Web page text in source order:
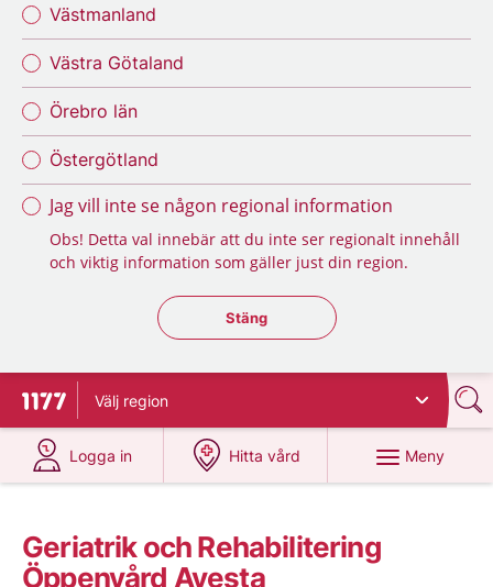
Västmanland
Västra Götaland
Örebro län
Östergötland
Jag vill inte se någon regional information
Obs! Detta val innebär att du inte ser regionalt innehåll
och viktig information som gäller just din region.
Stäng regionsväljaren
Stäng
Till startsidan för 1177
Välj region
Logga in
på 1177.se
Hitta vård
på 1177.se
Meny
Geriatrik och Rehabilitering
Öppenvård Avesta